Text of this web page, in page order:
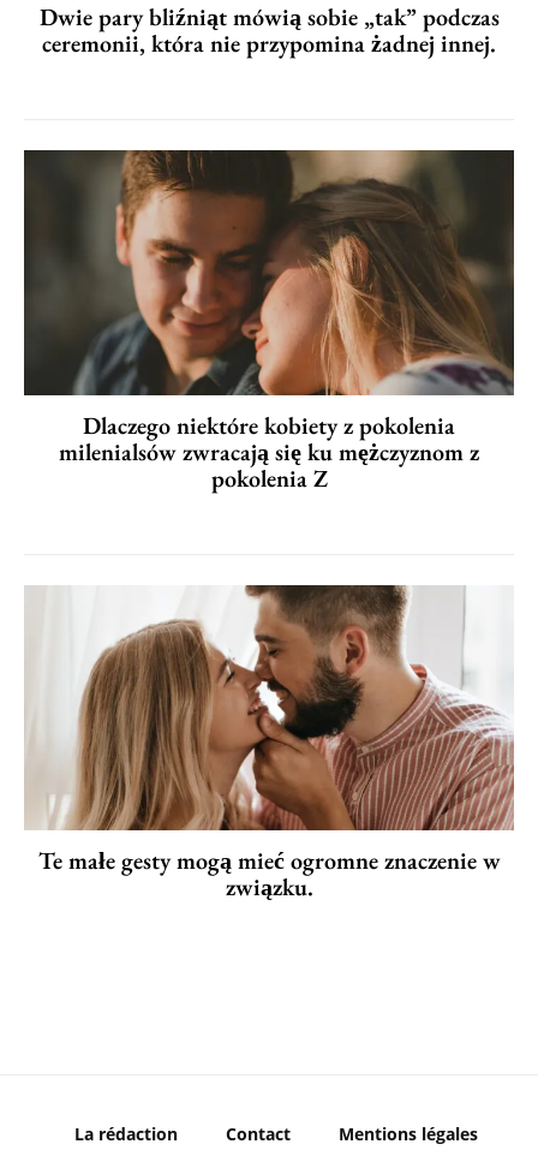
Dwie pary bliźniąt mówią sobie „tak” podczas
ceremonii, która nie przypomina żadnej innej.
Dlaczego niektóre kobiety z pokolenia
milenialsów zwracają się ku mężczyznom z
pokolenia Z
Te małe gesty mogą mieć ogromne znaczenie w
związku.
La rédaction Contact Mentions légales